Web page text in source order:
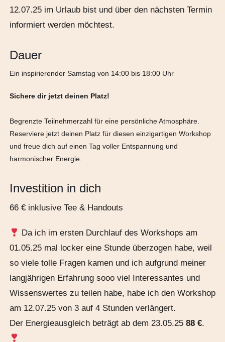
12.07.25 im Urlaub bist und über den nächsten Termin
informiert werden möchtest.
Dauer
Ein inspirierender Samstag von 14:00 bis 18:00 Uhr
Sichere dir jetzt deinen Platz!
Begrenzte Teilnehmerzahl für eine persönliche Atmosphäre.
Reserviere jetzt deinen Platz für diesen einzigartigen Workshop
und freue dich auf einen Tag voller Entspannung und
harmonischer Energie.
Investition in dich
66 € inklusive Tee & Handouts
Da ich im ersten Durchlauf des Workshops am
01.05.25 mal locker eine Stunde überzogen habe, weil
so viele tolle Fragen kamen und ich aufgrund meiner
langjährigen Erfahrung sooo viel Interessantes und
Wissenswertes zu teilen habe, habe ich den Workshop
am 12.07.25 von 3 auf 4 Stunden verlängert.
Der Energieausgleich beträgt ab dem 23.05.25 88 €.